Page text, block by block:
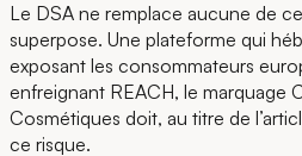
Le DSA ne remplace aucune de
superpose. Une plateforme qui
exposant les consommateurs
enfreignant REACH, le marquage
Cosmétiques doit, au titre de
ce risque.